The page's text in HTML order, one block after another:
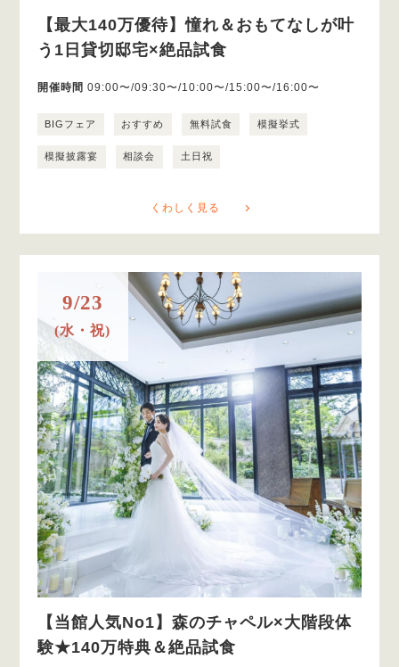
【最大140万優待】憧れ＆おもてなしが叶
う1日貸切邸宅×絶品試食
開催時間 09:00〜/09:30〜/10:00〜/15:00〜/16:00〜
BIGフェア おすすめ 無料試食 模擬挙式
模擬披露宴 相談会 土日祝
くわしく見る
9/23
(水・祝)
【当館人気No1】森のチャペル×大階段体
験★140万特典＆絶品試食